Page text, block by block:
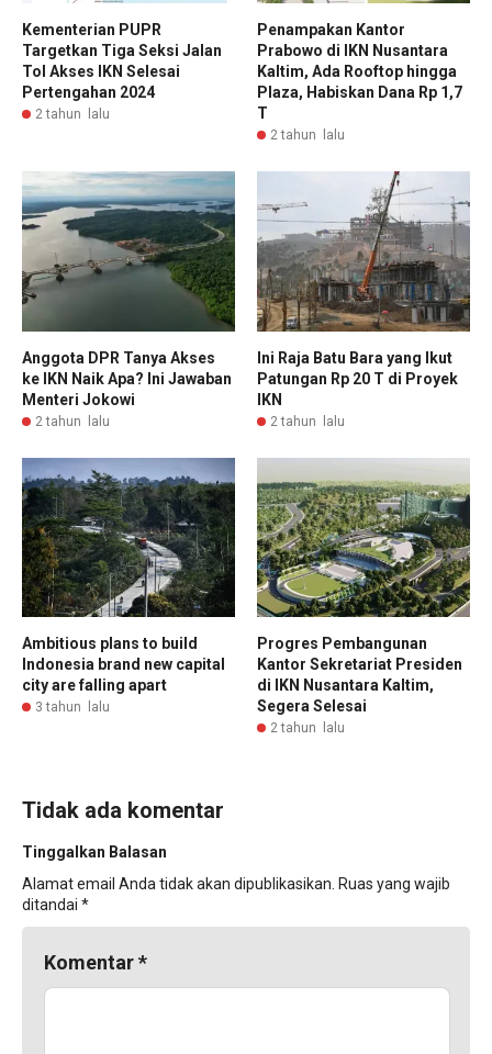
Kementerian PUPR
Targetkan Tiga Seksi Jalan
Tol Akses IKN Selesai
Pertengahan 2024
2 tahun lalu
Penampakan Kantor
Prabowo di IKN Nusantara
Kaltim, Ada Rooftop hingga
Plaza, Habiskan Dana Rp 1,7
T
2 tahun lalu
Anggota DPR Tanya Akses
ke IKN Naik Apa? Ini Jawaban
Menteri Jokowi
2 tahun lalu
Ini Raja Batu Bara yang Ikut
Patungan Rp 20 T di Proyek
IKN
2 tahun lalu
Ambitious plans to build
Indonesia brand new capital
city are falling apart
3 tahun lalu
Progres Pembangunan
Kantor Sekretariat Presiden
di IKN Nusantara Kaltim,
Segera Selesai
2 tahun lalu
Tidak ada komentar
Tinggalkan Balasan
Alamat email Anda tidak akan dipublikasikan. Ruas yang wajib
ditandai *
Komentar*